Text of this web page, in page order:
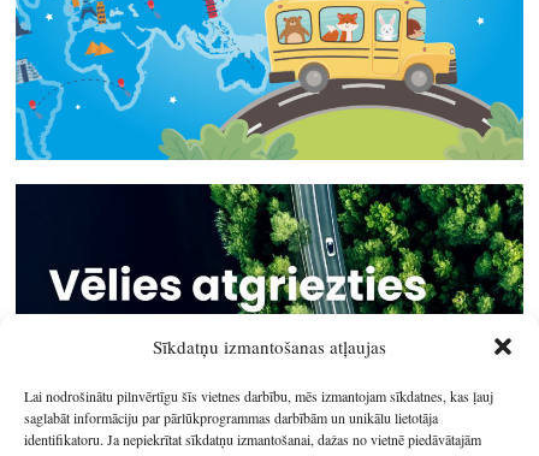
Sīkdatņu izmantošanas atļaujas
Lai nodrošinātu pilnvērtīgu šīs vietnes darbību, mēs izmantojam sīkdatnes, kas ļauj
saglabāt informāciju par pārlūkprogrammas darbībām un unikālu lietotāja
identifikatoru. Ja nepiekrītat sīkdatņu izmantošanai, dažas no vietnē piedāvātajām